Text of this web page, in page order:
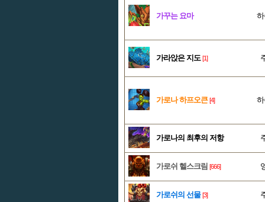
가꾸는 요마
가라앉은 지도 [1]
가로나 하프오큰 [4]
가로나의 최후의 저항
가로쉬 헬스크림 [666]
가로쉬의 선물 [3]